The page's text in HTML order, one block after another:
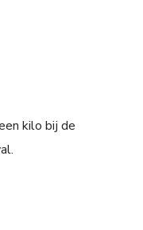
kilo bij de